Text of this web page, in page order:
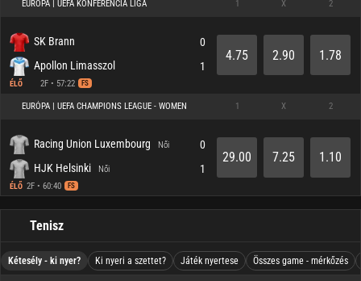
EURÓPA | UEFA KONFERENCIA LIGA 1 X 2
SK Brann
Apollon Limasszol
ÉLŐ 2F • 57:22 FS
0
1
4.75 2.90 1.78
EURÓPA | UEFA CHAMPIONS LEAGUE - WOMEN 1 X 2
Racing Union Luxembourg Női
HJK Helsinki Női
ÉLŐ 2F • 60:40 FS
0
1
29.00 7.25 1.10
Tenisz
Kétesély - ki nyer? Ki nyeri a szettet? Játék nyertese Összes game - mérkőzés